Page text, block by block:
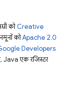
कोCreative
कोApache 2.0
Developers
एक रजिस्टर